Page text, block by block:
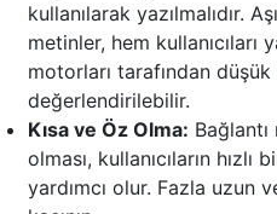
kullanılarak yazılmalıdır.
metinler, hem kullanıcıları
motorları tarafından
değerlendirilebilir.
Kısa ve Öz Olma:
olması, kullanıcıların
yardımcı olur. Fazla uzun